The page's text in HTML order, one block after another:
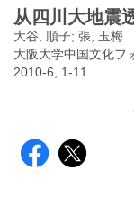
从四川大地震
大谷, 順子; 張, 玉梅
大阪大学中国文化フ
2010-6, 1-11